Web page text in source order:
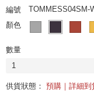
編號
TOMMESS04SM-
顏色
數量
1
供貨狀態： 預購｜詳細到